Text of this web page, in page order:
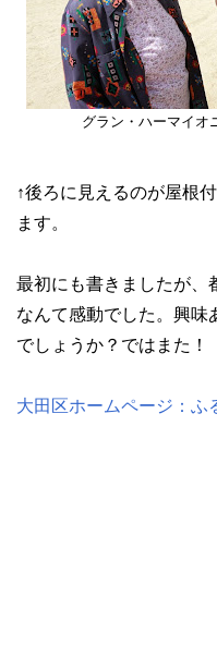
グラン・ハーマイオ
↑後ろに見えるのが屋根
ます。
最初にも書きましたが、
なんて感動でした。興味
でしょうか？ではまた！
大田区ホームページ：ふ